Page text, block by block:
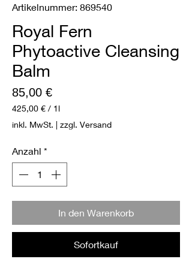
Artikelnummer: 869540
Royal Fern
Phytoactive Cleansing
Balm
85,00 €Preis
425,00 € / 1l
425,00 €
pro
Liter
inkl. MwSt. | zzgl. Versand
Anzahl *
In den Warenkorb
Sofortkauf